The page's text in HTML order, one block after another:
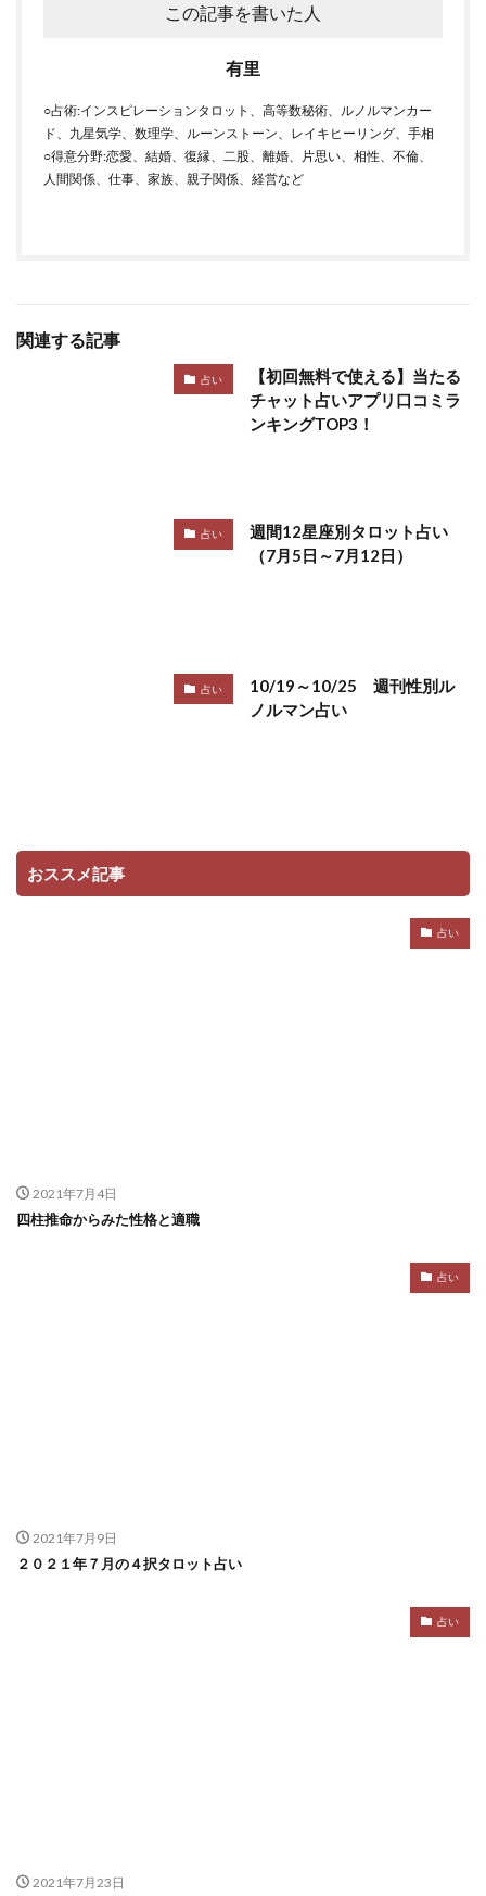
この記事を書いた人
有里
○占術:インスピレーションタロット、高等数秘術、ルノルマンカー
ド、九星気学、数理学、ルーンストーン、レイキヒーリング、手相
○得意分野:恋愛、結婚、復縁、二股、離婚、片思い、相性、不倫、
人間関係、仕事、家族、親子関係、経営など
関連する記事
占い
【初回無料で使える】当たる
チャット占いアプリ口コミラ
ンキングTOP3！
占い
週間12星座別タロット占い
（7月5日～7月12日）
占い
10/19～10/25 週刊性別ル
ノルマン占い
おススメ記事
占い
2021年7月4日
四柱推命からみた性格と適職
占い
2021年7月9日
２０２１年７月の４択タロット占い
占い
2021年7月23日